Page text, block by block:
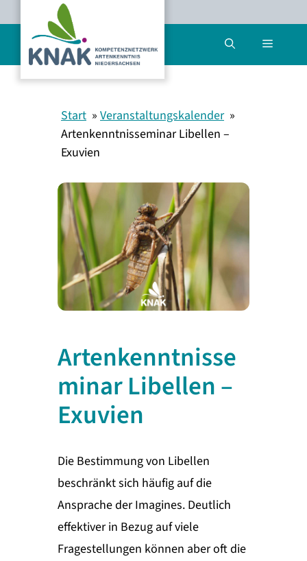
Inhalt
springen
Menü
Start
Veranstaltungskalender
Artenkenntnisseminar Libellen –
Exuvien
Artenkenntnisse
minar Libellen –
Exuvien
Die Bestimmung von Libellen
beschränkt sich häufig auf die
Ansprache der Imagines. Deutlich
effektiver in Bezug auf viele
Fragestellungen können aber oft die